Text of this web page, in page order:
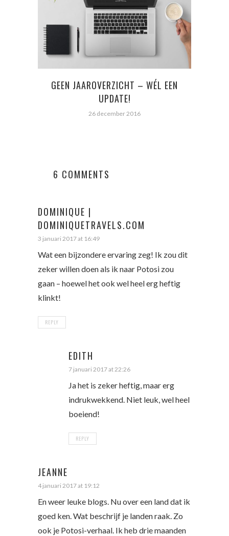
GEEN JAAROVERZICHT – WÉL EEN
UPDATE!
26 december 2016
6 COMMENTS
DOMINIQUE |
DOMINIQUETRAVELS.COM
3 januari 2017 at 16:49
Wat een bijzondere ervaring zeg! Ik zou dit
zeker willen doen als ik naar Potosi zou
gaan – hoewel het ook wel heel erg heftig
klinkt!
REPLY
EDITH
7 januari 2017 at 22:26
Ja het is zeker heftig, maar erg
indrukwekkend. Niet leuk, wel heel
boeiend!
REPLY
JEANNE
4 januari 2017 at 19:12
En weer leuke blogs. Nu over een land dat ik
goed ken. Wat beschrijf je landen raak. Zo
ook je Potosi-verhaal. Ik heb drie maanden